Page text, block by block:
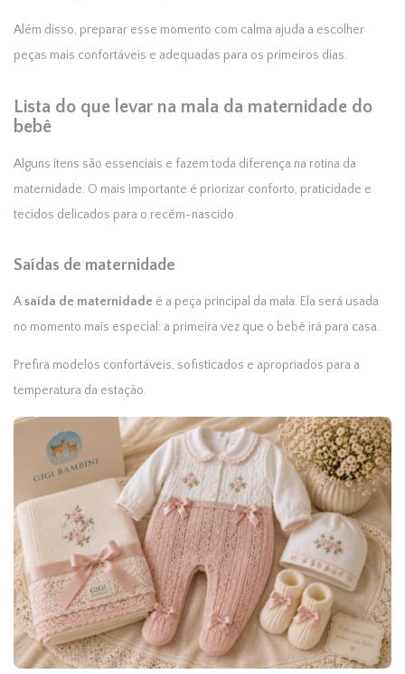
Além disso, preparar esse momento com calma ajuda a escolher
peças mais confortáveis e adequadas para os primeiros dias.
Lista do que levar na mala da maternidade do
bebê
Alguns itens são essenciais e fazem toda diferença na rotina da
maternidade. O mais importante é priorizar conforto, praticidade e
tecidos delicados para o recém-nascido.
Saídas de maternidade
Asaída de maternidade é a peça principal da mala. Ela será usada
no momento mais especial: a primeira vez que o bebê irá para casa.
Prefira modelos confortáveis, sofisticados e apropriados para a
temperatura da estação.